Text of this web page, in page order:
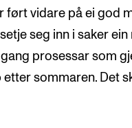
ført vidare på ei god
seg inn i saker
prosessar som
sommaren. Det